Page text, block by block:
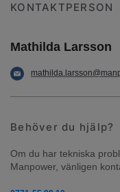
KONTAKTPERSON
Mathilda Larsson
Behöver du hjälp?
Om du har tekniska
Manpower, vänligen